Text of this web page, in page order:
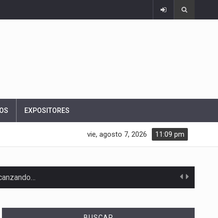
EXPOSITORES
11:09 pm
vie, agosto 7, 2026